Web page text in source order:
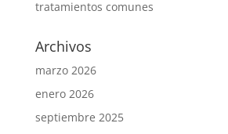
tratamientos comunes
Archivos
marzo 2026
enero 2026
septiembre 2025